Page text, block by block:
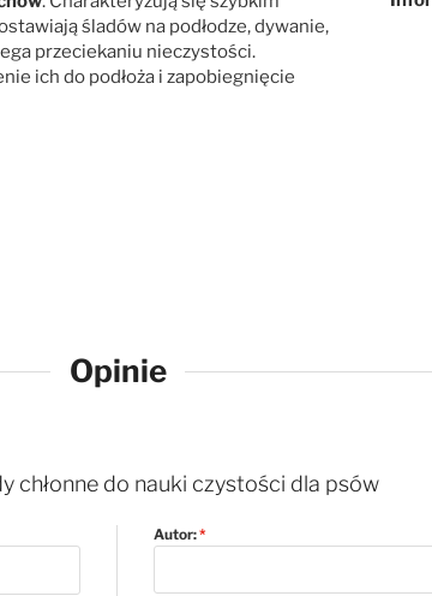
śladów na podłodze, dywanie,
przeciekaniu nieczystości.
ich do podłoża i zapobiegnięcie
Opinie
chłonne do nauki czystości dla psów
Autor: